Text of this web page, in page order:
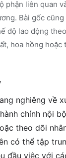
phận liên quan
Bài gốc
độ lao động
hoa hồng hoặc
nghiêng về
chính nội
theo dõi
có thể tập
đầu việc với